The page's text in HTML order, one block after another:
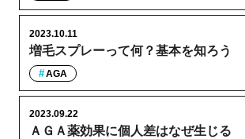
増毛スプレーって何？基本を知ろう
2023.10.11
AGA
ＡＧＡ薬効果に個人差はなぜ生じる
2023.09.22